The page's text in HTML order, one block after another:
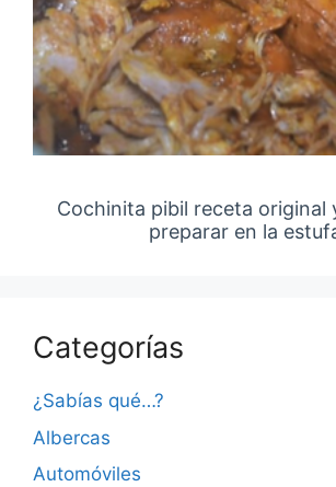
Cochinita pibil receta original
preparar en la
Categorías
¿Sabías qué…?
Albercas
Automóviles